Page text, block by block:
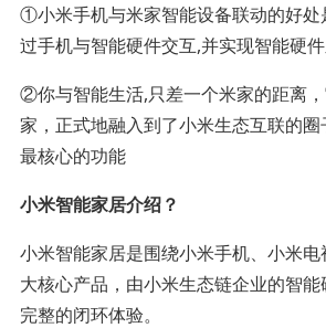
①小米手机与米家智能设备联动的好处
过手机与智能硬件交互,并实现智能硬件
②你与智能生活,只差一个米家的距离
家，正式地融入到了小米生态互联的
最核心的功能
小米智能家居介绍？
小米智能家居是围绕小米手机、小米
大核心产品，由小米生态链企业的智
完整的闭环体验。